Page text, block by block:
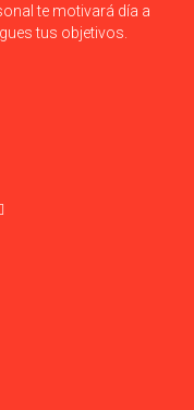
te motivará día a
tus objetivos.